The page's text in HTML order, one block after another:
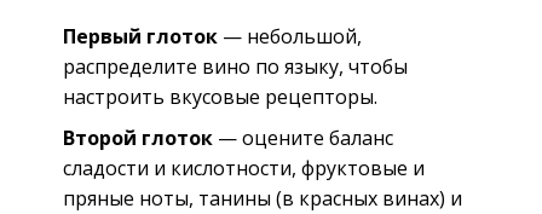
Первый глоток— небольшой,
распределите вино по языку, чтобы
настроить вкусовые рецепторы.
Второй глоток— оцените баланс
сладости и кислотности, фруктовые и
пряные ноты, танины (в красных винах) и